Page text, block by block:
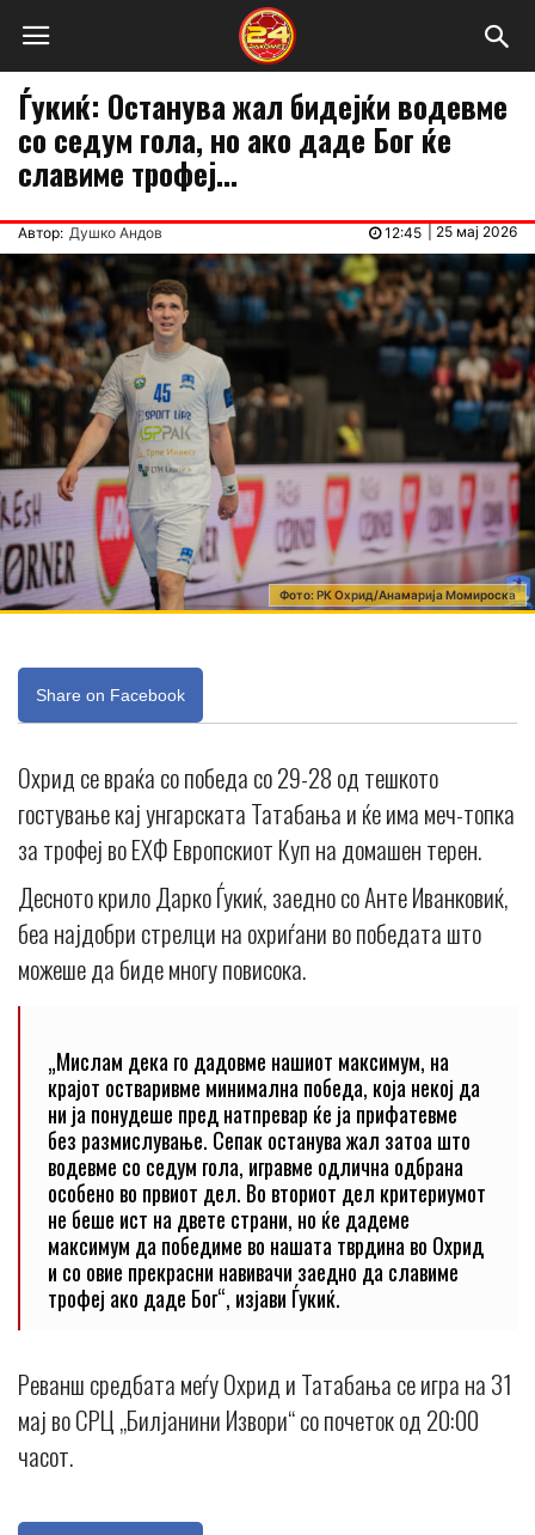
Ѓукиќ: Останува жал бидејќи водевме
со седум гола, но ако даде Бог ќе
славиме трофеј…
Автор: Душко Андов 25 мај 2026
12:45
Фото: РК Охрид/Анамарија Момироска
Share on Facebook
Охрид се враќа со победа со 29-28 од тешкото
гостување кај унгарската Татабања и ќе има меч-топка
за трофеј во ЕХФ Европскиот Куп на домашен терен.
Десното крило Дарко Ѓукиќ, заедно со Анте Иванковиќ,
беа најдобри стрелци на охриѓани во победата што
можеше да биде многу повисока.
„Мислам дека го дадовме нашиот максимум, на
крајот остваривме минимална победа, која некој да
ни ја понудеше пред натпревар ќе ја прифатевме
без размислување. Сепак останува жал затоа што
водевме со седум гола, игравме одлична одбрана
особено во првиот дел. Во вториот дел критериумот
не беше ист на двете страни, но ќе дадеме
максимум да победиме во нашата тврдина во Охрид
и со овие прекрасни навивачи заедно да славиме
трофеј ако даде Бог“, изјави Ѓукиќ.
Реванш средбата меѓу Охрид и Татабања се игра на 31
мај во СРЦ „Билјанини Извори“ со почеток од 20:00
часот.